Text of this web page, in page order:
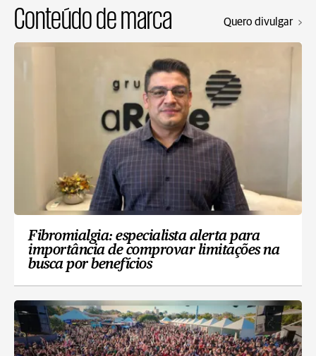
Conteúdo de marca Quero divulgar
Fibromialgia: especialista alerta para
importância de comprovar limitações na
busca por benefícios